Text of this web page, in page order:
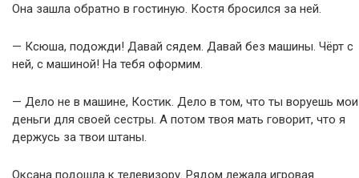
Она зашла обратно в гостиную. Костя бросился за ней.
— Ксюша, подожди! Давай сядем. Давай без машины. Чёрт с
ней, с машиной! На тебя оформим.
— Дело не в машине, Костик. Дело в том, что ты воруешь мои
деньги для своей сестры. А потом твоя мать говорит, что я
держусь за твои штаны.
Оксана подошла к телевизору. Рядом лежала игровая